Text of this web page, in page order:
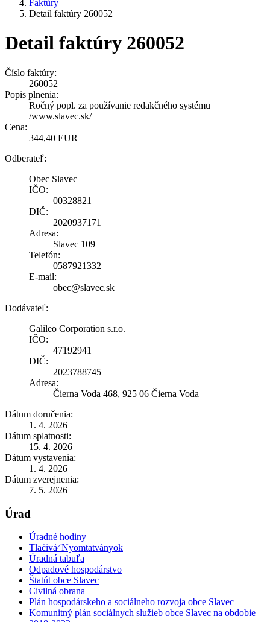
Faktúry
Detail faktúry 260052
Detail faktúry 260052
Číslo faktúry:
260052
Popis plnenia:
Ročný popl. za používanie redakčného systému
/www.slavec.sk/
Cena:
344,40 EUR
Odberateľ:
Obec Slavec
IČO:
00328821
DIČ:
2020937171
Adresa:
Slavec 109
Telefón:
0587921332
E-mail:
obec@slavec.sk
Dodávateľ:
Galileo Corporation s.r.o.
IČO:
47192941
DIČ:
2023788745
Adresa:
Čierna Voda 468, 925 06 Čierna Voda
Dátum doručenia:
1. 4. 2026
Dátum splatnosti:
15. 4. 2026
Dátum vystavenia:
1. 4. 2026
Dátum zverejnenia:
7. 5. 2026
Úrad
Úradné hodiny
Tlačivá⁄ Nyomtatványok
Úradná tabuľa
Odpadové hospodárstvo
Štatút obce Slavec
Civilná obrana
Plán hospodárskeho a sociálneho rozvoja obce Slavec
Komunitný plán sociálnych služieb obce Slavec na obdobie